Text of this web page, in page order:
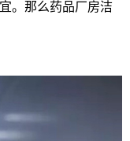
。那么药品厂房洁